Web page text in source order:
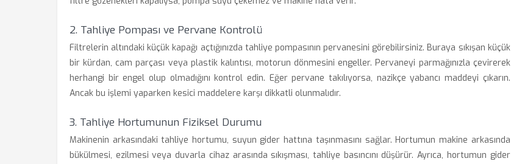
2. Tahliye Pompası ve Pervane Kontrolü
Filtrelerin altındaki küçük kapağı açtığınızda tahliye pompasının pervanesini görebilirsiniz. Buraya sıkışan küçük
bir kürdan, cam parçası veya plastik kalıntısı, motorun dönmesini engeller. Pervaneyi parmağınızla çevirerek
herhangi bir engel olup olmadığını kontrol edin. Eğer pervane takılıyorsa, nazikçe yabancı maddeyi çıkarın.
Ancak bu işlemi yaparken kesici maddelere karşı dikkatli olunmalıdır.
3. Tahliye Hortumunun Fiziksel Durumu
Makinenin arkasındaki tahliye hortumu, suyun gider hattına taşınmasını sağlar. Hortumun makine arkasında
bükülmesi, ezilmesi veya duvarla cihaz arasında sıkışması, tahliye basıncını düşürür. Ayrıca, hortumun gider